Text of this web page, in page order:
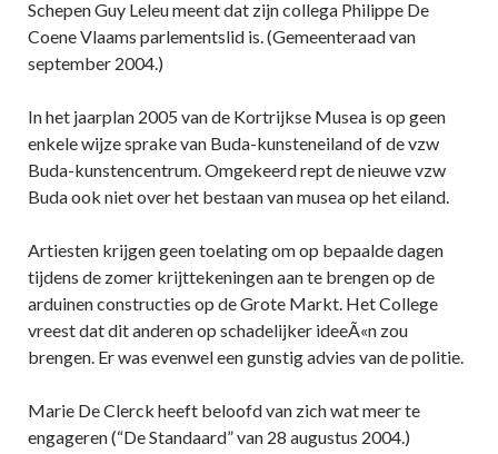
Schepen Guy Leleu meent dat zijn collega Philippe De
Coene Vlaams parlementslid is. (Gemeenteraad van
september 2004.)
In het jaarplan 2005 van de Kortrijkse Musea is op geen
enkele wijze sprake van Buda-kunsteneiland of de vzw
Buda-kunstencentrum. Omgekeerd rept de nieuwe vzw
Buda ook niet over het bestaan van musea op het eiland.
Artiesten krijgen geen toelating om op bepaalde dagen
tijdens de zomer krijttekeningen aan te brengen op de
arduinen constructies op de Grote Markt. Het College
vreest dat dit anderen op schadelijker ideeÃ«n zou
brengen. Er was evenwel een gunstig advies van de politie.
Marie De Clerck heeft beloofd van zich wat meer te
engageren (“De Standaard” van 28 augustus 2004.)